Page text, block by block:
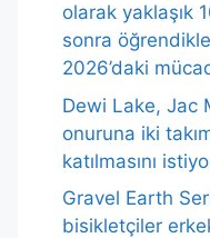
olarak yaklaşık
sonra
2026’daki
Dewi Lake, Jac
onuruna iki
katılmasını
Gravel Earth
bisikletçiler